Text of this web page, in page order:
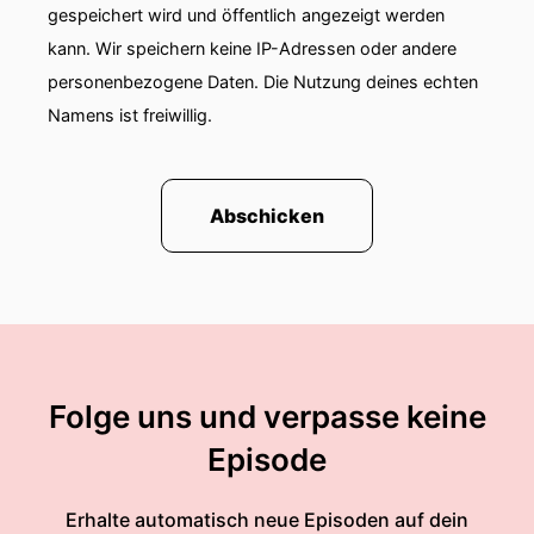
Sparschwein was wir dann am Ende unserer
Podcastreihe dann auch an einen guten Zweck
schenken werden. Also, das heißt, lieber Jochen,
wenn du heute Englisch sprichst, dann geht das
Jochen Fasco:
„Ein kleiner Widerspruch. Du hast jetzt schon
Milen Starke:
City war genau das Gleiche. Das ist halt das
Problem“
gespeichert wird und öffentlich angezeigt werden
kann. Wir speichern keine IP-Adressen oder andere
personenbezogene Daten. Die Nutzung deines echten
Namens ist freiwillig.
Abschicken
Folge uns und verpasse keine
Episode
Erhalte automatisch neue Episoden auf dein